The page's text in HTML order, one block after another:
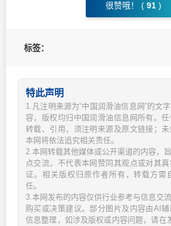
很赞哦！ ( 91 )
标签：
特此声明
1.凡注明来源为“中国润滑油信息网”的文
容，版权均归中国润滑油信息网所有。
转载、引用，须注明来源及原文链接；未
本网将依法追究相关责任。
2.本网转载其他媒体或公开渠道的内容，
点交流，不代表本网赞同其观点或对其
证。相关版权归原作者所有，转载方需
任。
3.本网发布的内容仅供行业参考与信息交
购买或决策建议。部分图片及内容由AI
信息整理，如涉及版权或内容问题，请在